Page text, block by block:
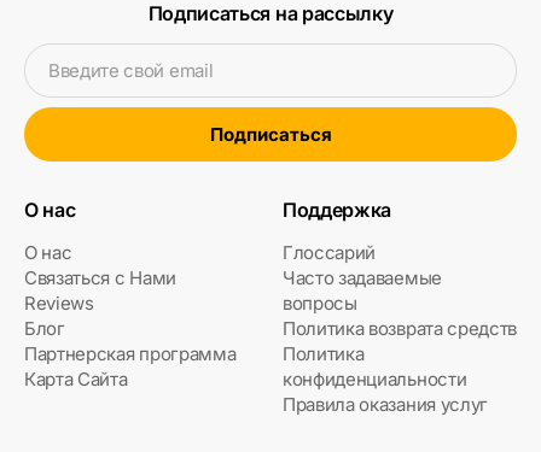
Подписаться на рассылку
Введите свой email
Подписаться
О нас
О нас
Связаться с Нами
Reviews
Блог
Партнерская программа
Карта Сайта
Поддержка
Глоссарий
Часто задаваемые
вопросы
Политика возврата средств
Политика
конфиденциальности
Правила оказания услуг